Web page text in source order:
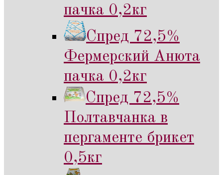
пачка 0,2кг
Спред 72,5%
Фермерский Анюта
пачка 0,2кг
Спред 72,5%
Полтавчанка в
пергаменте брикет
0,5кг